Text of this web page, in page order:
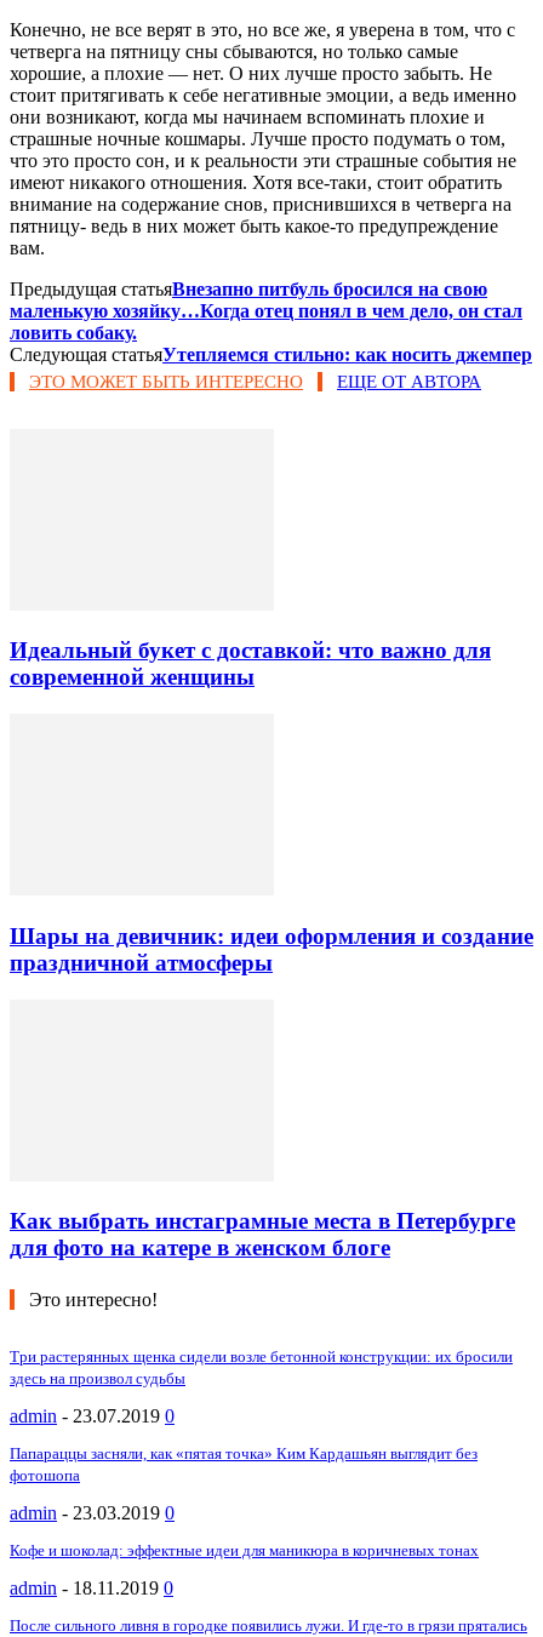
Конечно, не все верят в это, но все же, я уверена в том, что с
четверга на пятницу сны сбываются, но только самые
хорошие, а плохие — нет. О них лучше просто забыть. Не
стоит притягивать к себе негативные эмоции, а ведь именно
они возникают, когда мы начинаем вспоминать плохие и
страшные ночные кошмары. Лучше просто подумать о том,
что это просто сон, и к реальности эти страшные события не
имеют никакого отношения. Хотя все-таки, стоит обратить
внимание на содержание снов, приснившихся в четверга на
пятницу- ведь в них может быть какое-то предупреждение
вам.
Предыдущая статьяВнезапно питбуль бросился на свою
маленькую хозяйку…Когда отец понял в чем дело, он стал
ловить собаку.
Следующая статьяУтепляемся стильно: как носить джемпер
ЭТО МОЖЕТ БЫТЬ ИНТЕРЕСНО ЕЩЕ ОТ АВТОРА
Идеальный букет с доставкой: что важно для
современной женщины
Шары на девичник: идеи оформления и создание
праздничной атмосферы
Как выбрать инстаграмные места в Петербурге
для фото на катере в женском блоге
Это интересно!
Три растерянных щенка сидели возле бетонной конструкции: их бросили
здесь на произвол судьбы
admin - 23.07.2019 0
Папараццы засняли, как «пятая точка» Ким Кардашьян выглядит без
фотошопа
admin - 23.03.2019 0
Кофе и шоколад: эффектные идеи для маникюра в коричневых тонах
admin - 18.11.2019 0
После сильного ливня в городке появились лужи. И где-то в грязи прятались